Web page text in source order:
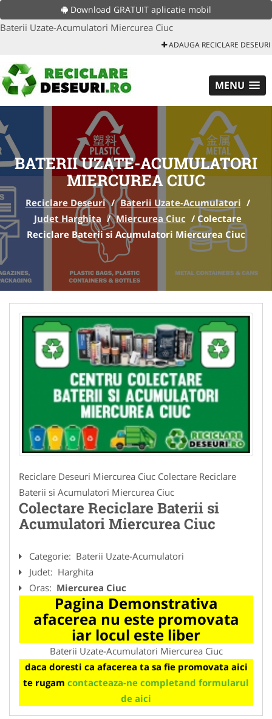
Download GRATUIT aplicatie mobil
Baterii Uzate-Acumulatori Miercurea Ciuc
ADAUGA RECICLARE DESEURI
MENU
BATERII UZATE-ACUMULATORI
MIERCUREA CIUC
Reciclare Deseuri / Baterii Uzate-Acumulatori /
Judet Harghita / Miercurea Ciuc / Colectare
Reciclare Baterii si Acumulatori Miercurea Ciuc
Reciclare Deseuri Miercurea Ciuc Colectare Reciclare
Baterii si Acumulatori Miercurea Ciuc
Colectare Reciclare Baterii si
Acumulatori Miercurea Ciuc
Categorie: Baterii Uzate-Acumulatori
Judet: Harghita
Oras: Miercurea Ciuc
Pagina Demonstrativa
afacerea nu este promovata
iar locul este liber
Baterii Uzate-Acumulatori Miercurea Ciuc
daca doresti ca afacerea ta sa fie promovata aici
te rugam contacteaza-ne completand formularul
de aici